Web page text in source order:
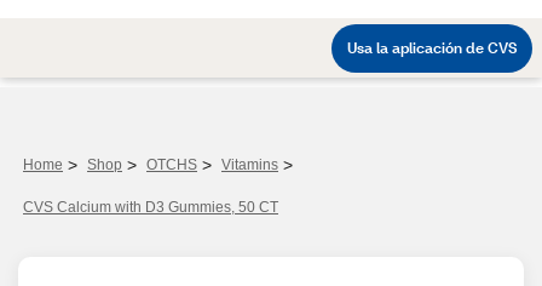
Home > Shop > OTCHS > Vitamins >
CVS Calcium with D3 Gummies, 50 CT